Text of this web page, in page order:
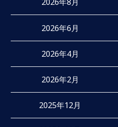
2026年6月
2026年4月
2026年2月
2025年12月